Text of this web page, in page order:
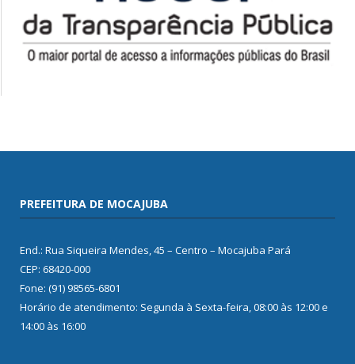
PREFEITURA DE MOCAJUBA
End.: Rua Siqueira Mendes, 45 – Centro – Mocajuba Pará
CEP: 68420-000
Fone: (91) 98565-6801
Horário de atendimento: Segunda à Sexta-feira, 08:00 às 12:00 e
14:00 às 16:00